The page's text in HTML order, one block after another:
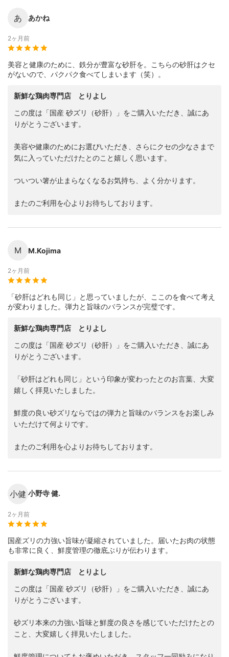
あ あかね
2ヶ月前
美容と健康のために、鉄分が豊富な砂肝を。こちらの砂肝はクセ
がないので、パクパク食べてしまいます（笑）。
新鮮な鶏肉専門店 とりよし
この度は「国産 砂ズリ（砂肝）」をご購入いただき、誠にあ
りがとうございます。
美容や健康のためにお選びいただき、さらにクセの少なさまで
気に入っていただけたとのこと嬉しく思います。
ついつい箸が止まらなくなるお気持ち、よく分かります。
またのご利用を心よりお待ちしております。
M M.Kojima
2ヶ月前
「砂肝はどれも同じ」と思っていましたが、ここのを食べて考え
が変わりました。弾力と旨味のバランスが完璧です。
新鮮な鶏肉専門店 とりよし
この度は「国産 砂ズリ（砂肝）」をご購入いただき、誠にあ
りがとうございます。
「砂肝はどれも同じ」という印象が変わったとのお言葉、大変
嬉しく拝見いたしました。
鮮度の良い砂ズリならではの弾力と旨味のバランスをお楽しみ
いただけて何よりです。
またのご利用を心よりお待ちしております。
小健 小野寺 健.
2ヶ月前
国産ズリの力強い旨味が凝縮されていました。届いたお肉の状態
も非常に良く、鮮度管理の徹底ぶりが伝わります。
新鮮な鶏肉専門店 とりよし
この度は「国産 砂ズリ（砂肝）」をご購入いただき、誠にあ
りがとうございます。
砂ズリ本来の力強い旨味と鮮度の良さを感じていただけたとの
こと、大変嬉しく拝見いたしました。